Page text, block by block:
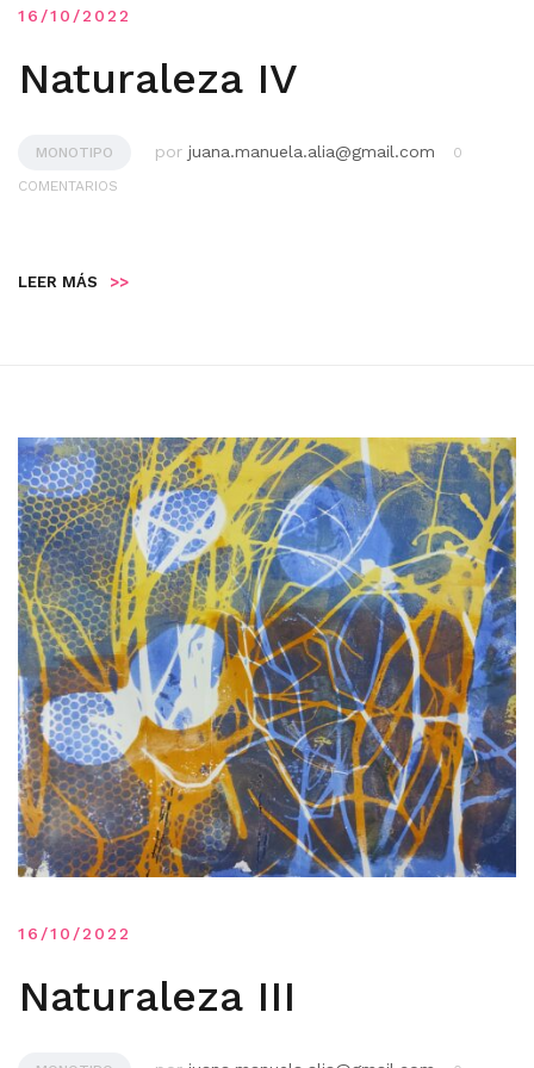
16/10/2022
Naturaleza IV
MONOTIPO por juana.manuela.alia@gmail.com
0
COMENTARIOS
LEER MÁS >>
16/10/2022
Naturaleza III